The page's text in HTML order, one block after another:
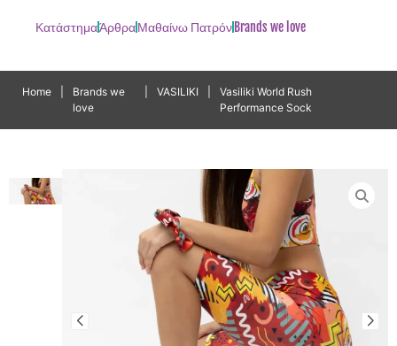
ΚατάστημαΆρθραΜαθαίνω Πατρόν Brands we love
Home
Brands we
love
VASILIKI
Vasiliki World Rush
Performance Sock